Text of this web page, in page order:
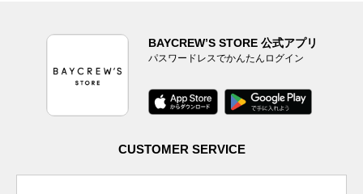
BAYCREW’S STORE 公式アプリ
パスワードレスでかんたんログイン
CUSTOMER SERVICE